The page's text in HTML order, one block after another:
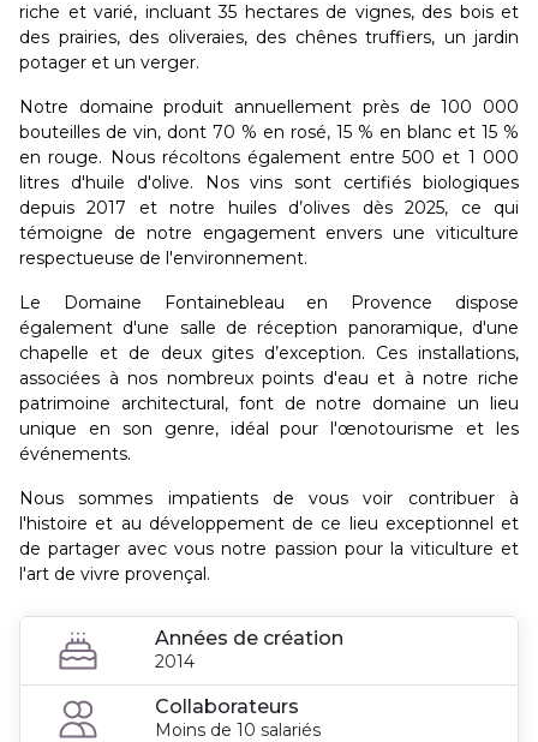
riche et varié, incluant 35 hectares de vignes, des bois et
des prairies, des oliveraies, des chênes truffiers, un jardin
potager et un verger.
Notre domaine produit annuellement près de 100 000
bouteilles de vin, dont 70 % en rosé, 15 % en blanc et 15 %
en rouge. Nous récoltons également entre 500 et 1 000
litres d'huile d'olive. Nos vins sont certifiés biologiques
depuis 2017 et notre huiles d’olives dès 2025, ce qui
témoigne de notre engagement envers une viticulture
respectueuse de l'environnement.
Le Domaine Fontainebleau en Provence dispose
également d'une salle de réception panoramique, d'une
chapelle et de deux gites d’exception. Ces installations,
associées à nos nombreux points d'eau et à notre riche
patrimoine architectural, font de notre domaine un lieu
unique en son genre, idéal pour l'œnotourisme et les
événements.
Nous sommes impatients de vous voir contribuer à
l'histoire et au développement de ce lieu exceptionnel et
de partager avec vous notre passion pour la viticulture et
l'art de vivre provençal.
Années de création
2014
Collaborateurs
Moins de 10 salariés